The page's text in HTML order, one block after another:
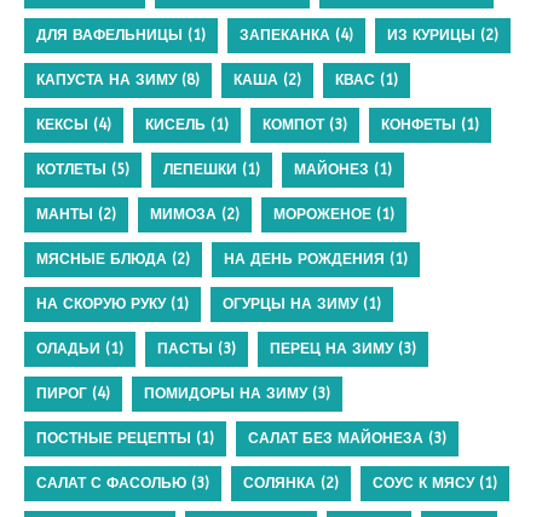
ДЛЯ ВАФЕЛЬНИЦЫ (1) ЗАПЕКАНКА (4) ИЗ КУРИЦЫ (2)
КАПУСТА НА ЗИМУ(8) КАША (2) КВАС (1)
КЕКСЫ (4) КИСЕЛЬ (1) КОМПОТ(3) КОНФЕТЫ (1)
КОТЛЕТЫ (5) ЛЕПЕШКИ (1) МАЙОНЕЗ (1)
МАНТЫ (2) МИМОЗА (2) МОРОЖЕНОЕ (1)
МЯСНЫЕ БЛЮДА (2) НА ДЕНЬ РОЖДЕНИЯ (1)
НА СКОРУЮ РУКУ(1) ОГУРЦЫ НА ЗИМУ(1)
ОЛАДЬИ (1) ПАСТЫ (3) ПЕРЕЦ НА ЗИМУ(3)
ПИРОГ (4) ПОМИДОРЫ НА ЗИМУ(3)
ПОСТНЫЕ РЕЦЕПТЫ (1) САЛАТ БЕЗ МАЙОНЕЗА (3)
САЛАТ С ФАСОЛЬЮ (3) СОЛЯНКА (2) СОУС К МЯСУ(1)